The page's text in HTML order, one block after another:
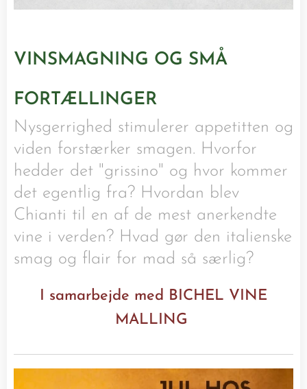
VINSMAGNING OG SMÅ
FORTÆLLINGER
Nysgerrighed stimulerer appetitten og
viden forstærker smagen. Hvorfor
hedder det "grissino" og hvor kommer
det egentlig fra? Hvordan blev
Chianti til en af de mest anerkendte
vine i verden? Hvad gør den italienske
smag og flair for mad så særlig?
I samarbejde med BICHEL VINE
MALLING